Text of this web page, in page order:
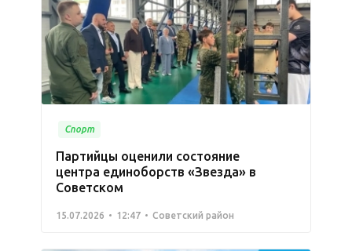
Спорт
Партийцы оценили состояние
центра единоборств «Звезда» в
Советском
15.07.2026 12:47 Советский район